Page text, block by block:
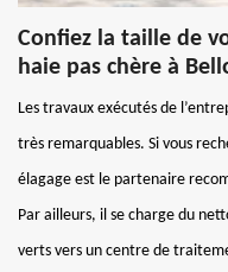
Confiez la taille de
haie pas chère à
Les travaux exécutés de
très remarquables. Si vous
élagage est le partenaire
Par ailleurs, il se charge du
verts vers un centre de